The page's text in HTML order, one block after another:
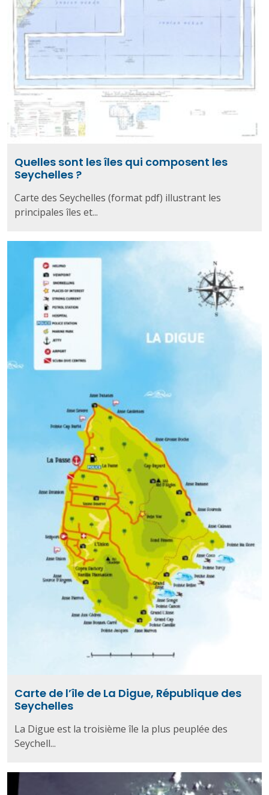
Quelles sont les îles qui composent les
Seychelles ?
Carte des Seychelles (format pdf) illustrant les
principales îles et...
Carte de l’île de La Digue, République des
Seychelles
La Digue est la troisième île la plus peuplée des
Seychell...